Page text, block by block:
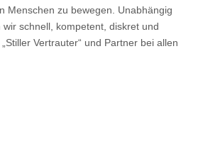
Menschen zu bewegen. Unabhängig
schnell, kompetent, diskret und
Vertrauter“ und Partner bei allen